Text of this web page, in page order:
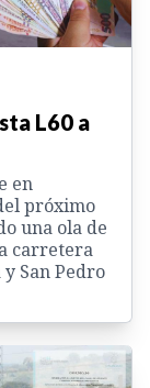
L60 a
en
próximo
una ola de
carretera
San Pedro